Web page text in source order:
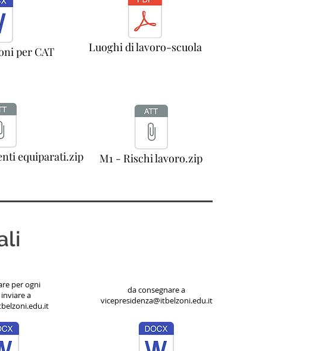
per CAT Luoghi di lavoro-scuola
equiparati.zip M1 - Rischi lavoro.zip
per ogni
inviare a
da consegnare a
vicepresidenza@itbelzoni.edu.it